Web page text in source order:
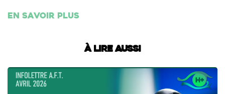
En savoir plus
À lire aussi